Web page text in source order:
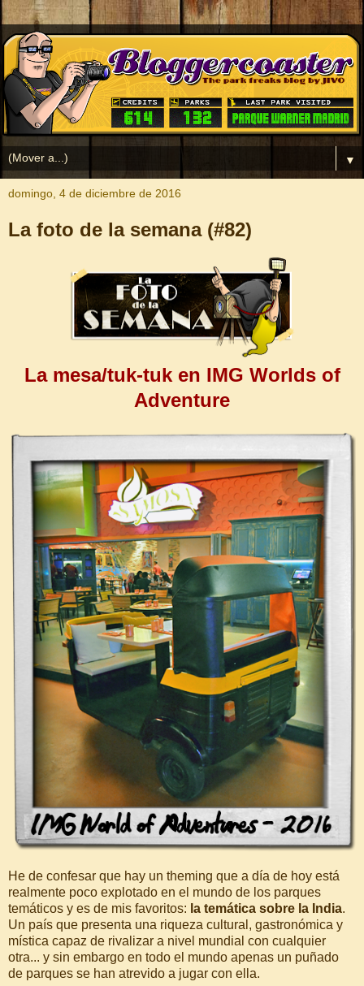
▼
domingo, 4 de diciembre de 2016
La foto de la semana (#82)
La mesa/tuk-tuk en IMG Worlds of
Adventure
He de confesar que hay un theming que a día de hoy está
realmente poco explotado en el mundo de los parques
temáticos y es de mis favoritos: la temática sobre la India.
Un país que presenta una riqueza cultural, gastronómica y
mística capaz de rivalizar a nivel mundial con cualquier
otra... y sin embargo en todo el mundo apenas un puñado
de parques se han atrevido a jugar con ella.